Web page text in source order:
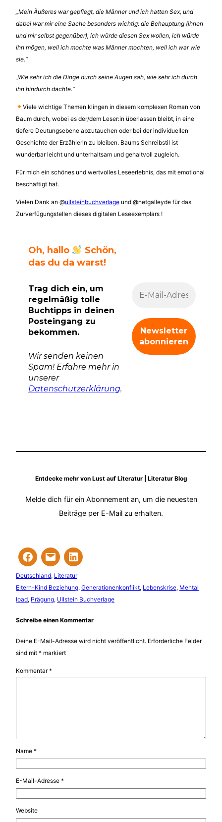
„Mein Äußeres war gepflegt, die Männer und ich hatten Sex, und
dabei war mir eine Sache besonders wichtig: die Behauptung (ihnen
und mir selbst gegenüber), ich würde diesen Sex wollen, ich würde
ihn mögen, weil ich mochte was Männer mochten, weil ich war wie
sie.“
„Wie sehr ich die Dinge durch seine Augen sah, wie sehr ich durch
ihn hindurch dachte.“
Viele wichtige Themen klingen in diesem komplexen Roman von
Baum durch, wobei es der/dem Leser:in überlassen bleibt, in eine
tiefere Deutungsebene abzutauchen oder bei der individuellen
Geschichte der Erzählerin zu bleiben. Baums Schreibstil ist
wunderbar leicht und unterhaltsam und gehaltvoll zugleich.
Für mich ein schönes und wertvolles Leseerlebnis, das mit emotional
beschäftigt hat.
Vielen Dank an @ullsteinbuchverlage und @netgalleyde für das
Zurverfügungstellen dieses digitalen Leseexemplars !
Oh, hallo
Schön,
das du da warst!
Trag dich ein, um
regelmäßig tolle
Buchtipps in deinen
Posteingang zu
bekommen.
Wir senden keinen
Spam! Erfahre mehr in
unserer
Datenschutzerklärung.
Entdecke mehr von Lust auf Literatur | Literatur Blog
Melde dich für ein Abonnement an, um die neuesten
Beiträge per E-Mail zu erhalten.
Deutschland, Literatur
Eltern-Kind Beziehung, Generationenkonflikt, Lebenskrise, Mental
load, Prägung, Ullstein Buchverlage
Schreibe einen Kommentar
Deine E-Mail-Adresse wird nicht veröffentlicht. Erforderliche Felder
sind mit * markiert
Kommentar*
Name *
E-Mail-Adresse *
Website